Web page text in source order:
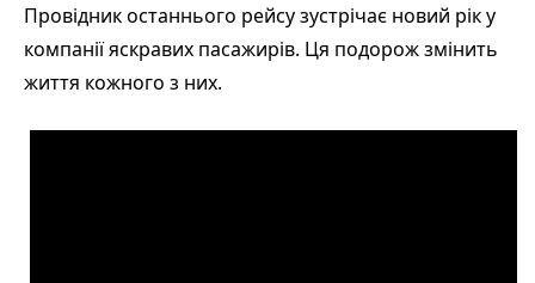
Провідник останнього рейсу зустрічає новий рік у
компанії яскравих пасажирів. Ця подорож змінить
життя кожного з них.